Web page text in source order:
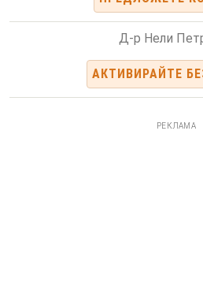
Д-р Нели
АКТИВИРАЙТЕ
РЕКЛАМА